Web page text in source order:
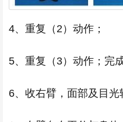
4、重复（2）动作；
5、重复（3）动作；完
6、收右臂，面部及目光